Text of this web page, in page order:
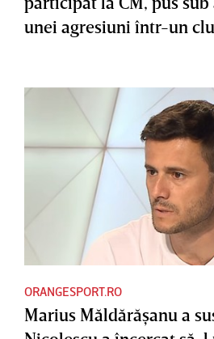
unei agresiuni într-un
ORANGESPORT.RO
Marius Măldărăşanu a